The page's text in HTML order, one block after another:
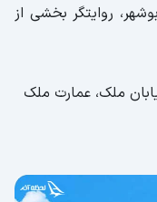
بی‌نظیر
ایتالیایی
و فرهنگ
کشور
روایتگر بخشی از
ملک، عمارت ملک